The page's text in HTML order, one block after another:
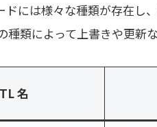
ドには様々な種類が存在し
種類によって上書きや更新
名